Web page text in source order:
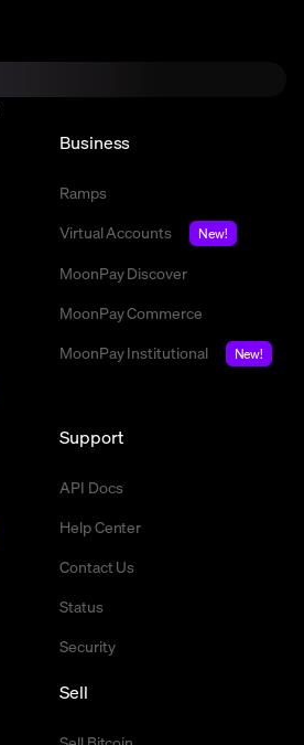
Business
Ramps
Virtual Accounts
New!
MoonPay Discover
MoonPay Commerce
MoonPay Institutional
New!
Support
API Docs
Help Center
Contact Us
Status
Security
Sell